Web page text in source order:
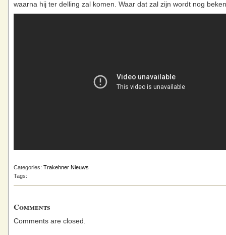
waarna hij ter delling zal komen. Waar dat zal zijn wordt nog
Categories: Trakehner Nieuws
Tags:
Comments
Comments are closed.